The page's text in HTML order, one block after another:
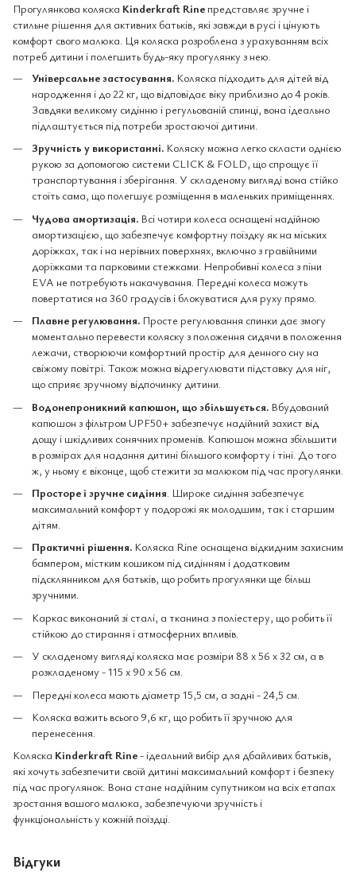
Прогулянкова коляска Kinderkraft Rine представляє зручне і
стильне рішення для активних батьків, які завжди в русі і цінують
комфорт свого малюка. Ця коляска розроблена з урахуванням всіх
потреб дитини і полегшить будь-яку прогулянку з нею.
Універсальне застосування. Коляска підходить для дітей від
народження і до 22 кг, що відповідає віку приблизно до 4 років.
Завдяки великому сидінню і регульованій спинці, вона ідеально
підлаштується під потреби зростаючої дитини.
Зручність у використанні. Коляску можна легко скласти однією
рукою за допомогою системи CLICK & FOLD, що спрощує її
транспортування і зберігання. У складеному вигляді вона стійко
стоїть сама, що полегшує розміщення в маленьких приміщеннях.
Чудова амортизація. Всі чотири колеса оснащені надійною
амортизацією, що забезпечує комфортну поїздку як на міських
доріжках, так і на нерівних поверхнях, включно з гравійними
доріжками та парковими стежками. Непробивні колеса з піни
EVA не потребують накачування. Передні колеса можуть
повертатися на 360 градусів і блокуватися для руху прямо.
Плавне регулювання. Просте регулювання спинки дає змогу
моментально перевести коляску з положення сидячи в положення
лежачи, створюючи комфортний простір для денного сну на
свіжому повітрі. Також можна відрегулювати підставку для ніг,
що сприяє зручному відпочинку дитини.
Водонепроникний капюшон, що збільшується. Вбудований
капюшон з фільтром UPF50+ забезпечує надійний захист від
дощу і шкідливих сонячних променів. Капюшон можна збільшити
в розмірах для надання дитині більшого комфорту і тіні. До того
ж, у ньому є віконце, щоб стежити за малюком під час прогулянки.
Просторе і зручне сидіння. Широке сидіння забезпечує
максимальний комфорт у подорожі як молодшим, так і старшим
дітям.
Практичні рішення. Коляска Rine оснащена відкидним захисним
бампером, містким кошиком під сидінням і додатковим
підсклянником для батьків, що робить прогулянки ще більш
зручними.
Каркас виконаний зі сталі, а тканина з поліестеру, що робить її
стійкою до стирання і атмосферних впливів.
У складеному вигляді коляска має розміри 88 x 56 x 32 см, а в
розкладеному - 115 x 90 x 56 см.
Передні колеса мають діаметр 15,5 см, а задні - 24,5 см.
Коляска важить всього 9,6 кг, що робить її зручною для
перенесення.
Коляска Kinderkraft Rine- ідеальний вибір для дбайливих батьків,
які хочуть забезпечити своїй дитині максимальний комфорт і безпеку
під час прогулянок. Вона стане надійним супутником на всіх етапах
зростання вашого малюка, забезпечуючи зручність і
функціональність у кожній поїздці.
Відгуки